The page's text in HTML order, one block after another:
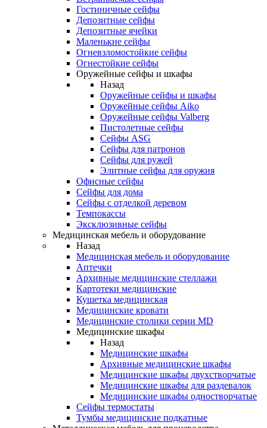
Гостиничные сейфы
Депозитные сейфы
Депозитные ячейки
Маленькие сейфы
Огневзломостойкие сейфы
Огнестойкие сейфы
Оружейные сейфы и шкафы
Назад
Оружейные сейфы и шкафы
Оружейные сейфы Aiko
Оружейные сейфы Valberg
Пистолетные сейфы
Сейфы ASG
Сейфы для патронов
Сейфы для ружей
Элитные сейфы для оружия
Офисные сейфы
Сейфы для дома
Сейфы с отделкой деревом
Темпокассы
Эксклюзивные сейфы
Медицинская мебель и оборудование
Назад
Медицинская мебель и оборудование
Аптечки
Архивные медицинские стеллажи
Картотеки медицинские
Кушетка медицинская
Медицинские кровати
Медицинские столики серии MD
Медицинские шкафы
Назад
Медицинские шкафы
Архивные медицинские шкафы
Медицинские шкафы двухстворчатые
Медицинские шкафы для раздевалок
Медицинские шкафы одностворчатые
Сейфы термостаты
Тумбы медицинские подкатные